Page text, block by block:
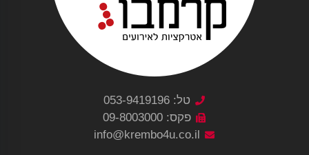
טל: 053-9419196
פקס: 09-8003000
info@krembo4u.co.il